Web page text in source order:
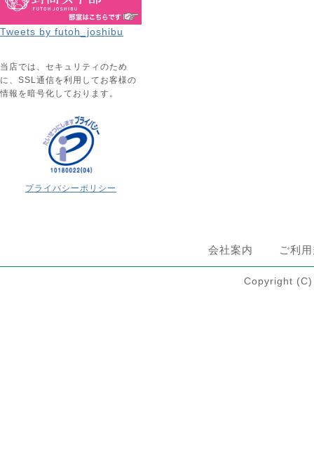
Tweets by futoh_joshibu
当店では、セキュリティのため
に、SSL通信を利用してお客様の
情報を暗号化しております。
プライバシーポリシー
会社案内 ご利
Copyright